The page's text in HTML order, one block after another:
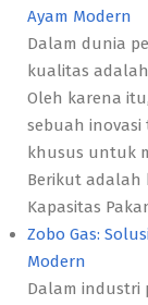
Ayam Modern
Dalam dunia
kualitas
Oleh karena
sebuah
khusus untuk
Berikut adalah
Kapasitas
Zobo Gas:
Modern
Dalam industri